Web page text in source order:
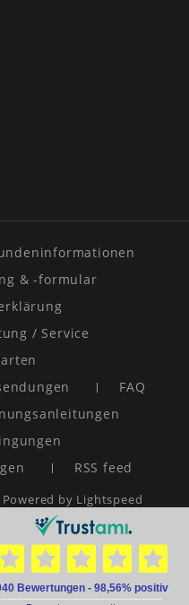
& -formular
/ Service
FAQ
RSS feed
Powered by Lightspeed